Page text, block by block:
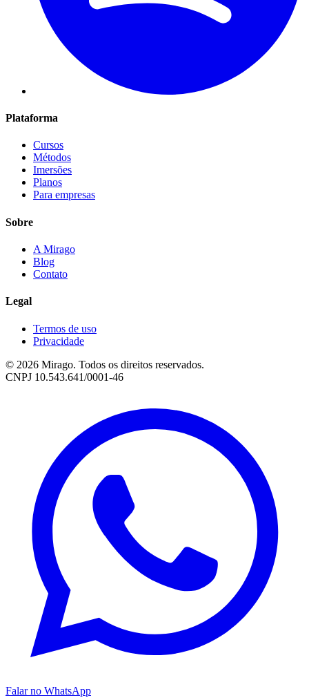
Plataforma
Cursos
Métodos
Imersões
Planos
Para empresas
Sobre
A Mirago
Blog
Contato
Legal
Termos de uso
Privacidade
© 2026 Mirago. Todos os direitos reservados.
CNPJ 10.543.641/0001-46
Falar no WhatsApp